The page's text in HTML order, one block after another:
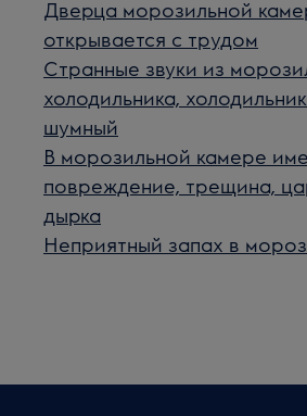
Дверца морозильной
открывается с трудом
Странные звуки из
холодильника,
шумный
В морозильной камере
повреждение, трещина,
дырка
Неприятный запах в